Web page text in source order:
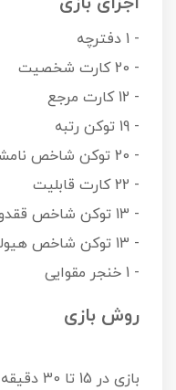
- 1 دفترچه
- 20 کارت شخصیت
- 12 کارت مرجع
- 19 توکن رتبه
- 20 توکن شاخص نامشخص
- 22 کارت قابلیت
- 13 توکن شاخص ققدوس
- 13 توکن شاخص هیولا
- 1 خنجر مقوایی
روش بازی
بازی در